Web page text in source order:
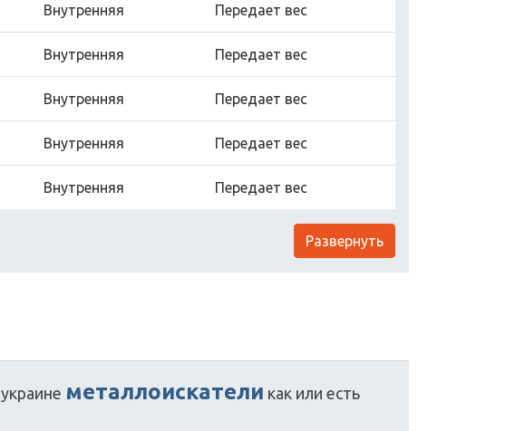
Внутренняя Передает вес
Внутренняя Передает вес
Внутренняя Передает вес
Внутренняя Передает вес
Внутренняя Передает вес
Развернуть
украине металлоискатели как или есть